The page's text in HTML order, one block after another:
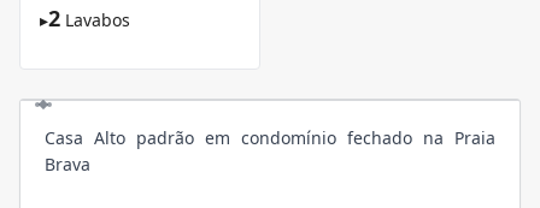
▸2 Lavabos
Casa Alto padrão em condomínio fechado na Praia
Brava